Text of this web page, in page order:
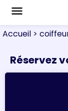
menu
Accueil >
Réservez